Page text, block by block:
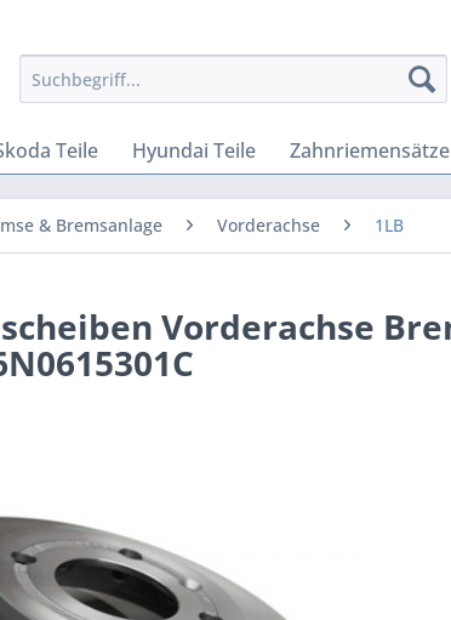
Teile Hyundai Teile Zahnriemensätze
& Bremsanlage Vorderachse 1LB
Vorderachse